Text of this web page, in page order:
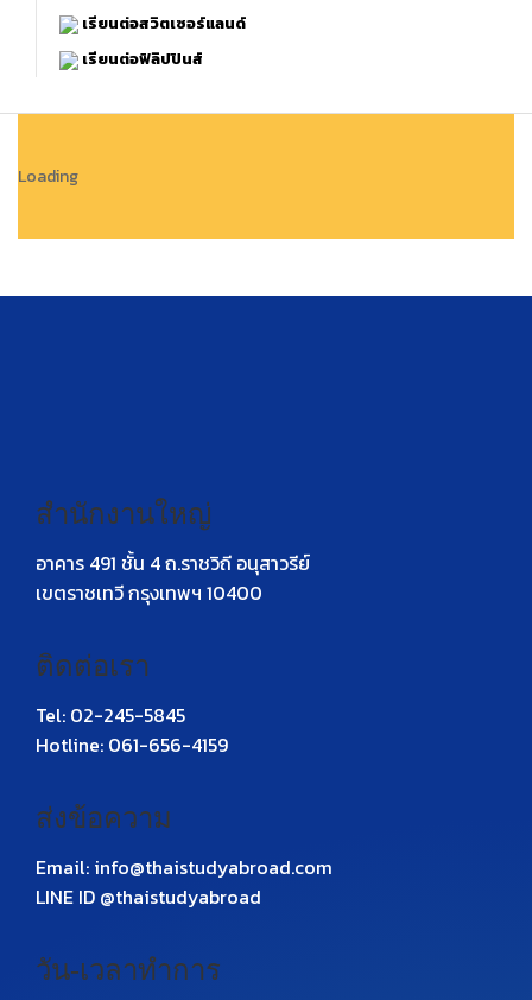
เรียนต่อสวิตเซอร์แลนด์
เรียนต่อฟิลิปปินส์
Loading
สำนักงานใหญ่
อาคาร 491 ชั้น 4 ถ.ราชวิถี อนุสาวรีย์
เขตราชเทวี กรุงเทพฯ 10400
ติดต่อเรา
Tel: 02-245-5845
Hotline: 061-656-4159
ส่งข้อความ
Email: info@thaistudyabroad.com
LINE ID @thaistudyabroad
วัน-เวลาทำการ